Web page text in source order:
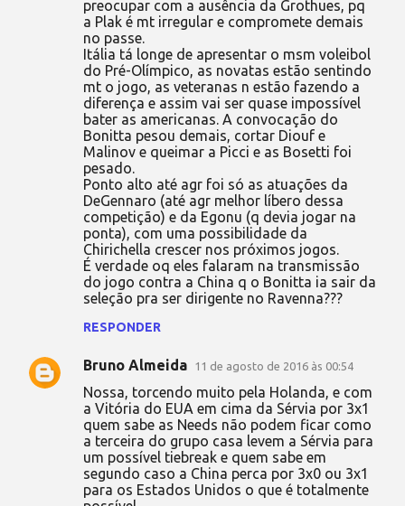
preocupar com a ausência da Grothues, pq
a Plak é mt irregular e compromete demais
no passe.
Itália tá longe de apresentar o msm voleibol
do Pré-Olímpico, as novatas estão sentindo
mt o jogo, as veteranas n estão fazendo a
diferença e assim vai ser quase impossível
bater as americanas. A convocação do
Bonitta pesou demais, cortar Diouf e
Malinov e queimar a Picci e as Bosetti foi
pesado.
Ponto alto até agr foi só as atuações da
DeGennaro (até agr melhor líbero dessa
competição) e da Egonu (q devia jogar na
ponta), com uma possibilidade da
Chirichella crescer nos próximos jogos.
É verdade oq eles falaram na transmissão
do jogo contra a China q o Bonitta ia sair da
seleção pra ser dirigente no Ravenna???
RESPONDER
Bruno Almeida 11 de agosto de 2016 às 00:54
Nossa, torcendo muito pela Holanda, e com
a Vitória do EUA em cima da Sérvia por 3x1
quem sabe as Needs não podem ficar como
a terceira do grupo casa levem a Sérvia para
um possível tiebreak e quem sabe em
segundo caso a China perca por 3x0 ou 3x1
para os Estados Unidos o que é totalmente